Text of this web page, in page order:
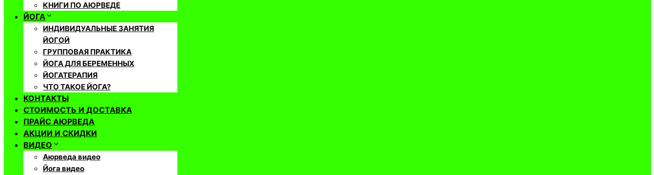
КНИГИ ПО АЮРВЕДЕ
ЙОГА
ИНДИВИДУАЛЬНЫЕ ЗАНЯТИЯ
ЙОГОЙ
ГРУППОВАЯ ПРАКТИКА
ЙОГА ДЛЯ БЕРЕМЕННЫХ
ЙОГАТЕРАПИЯ
ЧТО ТАКОЕ ЙОГА?
КОНТАКТЫ
СТОИМОСТЬ И ДОСТАВКА
ПРАЙС АЮРВЕДА
АКЦИИ И СКИДКИ
ВИДЕО
Аюрведа видео
Йога видео